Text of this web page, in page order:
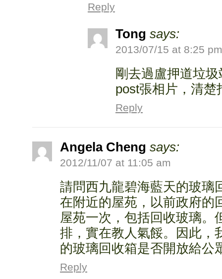
Reply
Tong says:
2013/07/15 at 8:25 pm
剛去過盧押道垃
post張相片，清
Reply
Angela Cheng says:
2012/11/07 at 11:05 am
請問西九龍碧海藍天的玻璃
在附近的屋苑，以前政府的
屋苑一次，包括回收玻璃。
排，實在教人氣餒。因此，
的玻璃回收箱是否開放給公
Reply